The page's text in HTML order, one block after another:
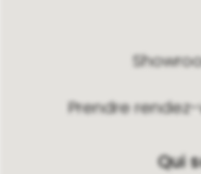
Prendre
Qui